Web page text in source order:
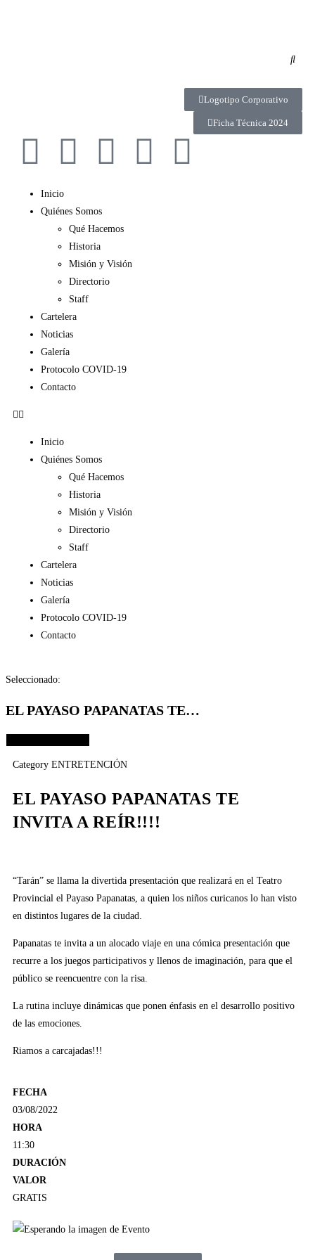
Logotipo Corporativo
Ficha Técnica 2024
Inicio
Quiénes Somos
Qué Hacemos
Historia
Misión y Visión
Directorio
Staff
Cartelera
Noticias
Galería
Protocolo COVID-19
Contacto
Inicio
Quiénes Somos
Qué Hacemos
Historia
Misión y Visión
Directorio
Staff
Cartelera
Noticias
Galería
Protocolo COVID-19
Contacto
Seleccionado:
EL PAYASO PAPANATAS TE…
Category ENTRETENCIÓN
EL PAYASO PAPANATAS TE
INVITA A REÍR!!!!
“Tarán” se llama la divertida presentación que realizará en el Teatro
Provincial el Payaso Papanatas, a quien los niños curicanos lo han visto
en distintos lugares de la ciudad.
Papanatas te invita a un alocado viaje en una cómica presentación que
recurre a los juegos participativos y llenos de imaginación, para que el
público se reencuentre con la risa.
La rutina incluye dinámicas que ponen énfasis en el desarrollo positivo
de las emociones.
Riamos a carcajadas!!!
FECHA
03/08/2022
HORA
11:30
DURACIÓN
VALOR
GRATIS